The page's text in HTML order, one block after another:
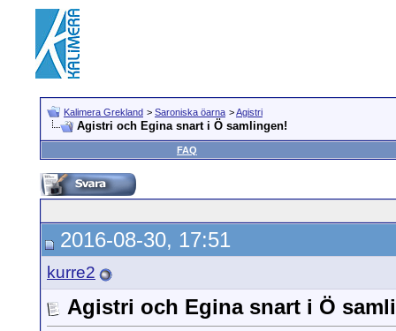
Kalimera Grekland > Saroniska öarna >Agistri
Agistri och Egina snart i Ö samlingen!
FAQ
2016-08-30, 17:51
kurre2
Agistri och Egina snart i Ö